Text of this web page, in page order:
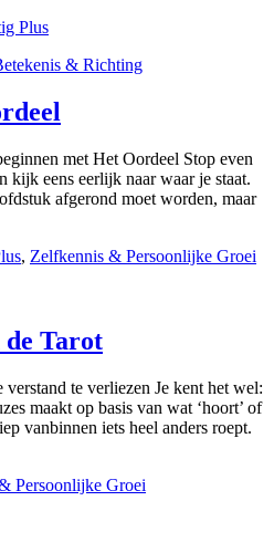
Plus
& Richting
met Het Oordeel Stop even
kijk eens eerlijk naar waar je staat.
afgerond moet worden, maar
, Zelfkennis & Persoonlijke Groei
Tarot
te verliezen Je kent het wel:
maakt op basis van wat ‘hoort’ of
vanbinnen iets heel anders roept.
Persoonlijke Groei